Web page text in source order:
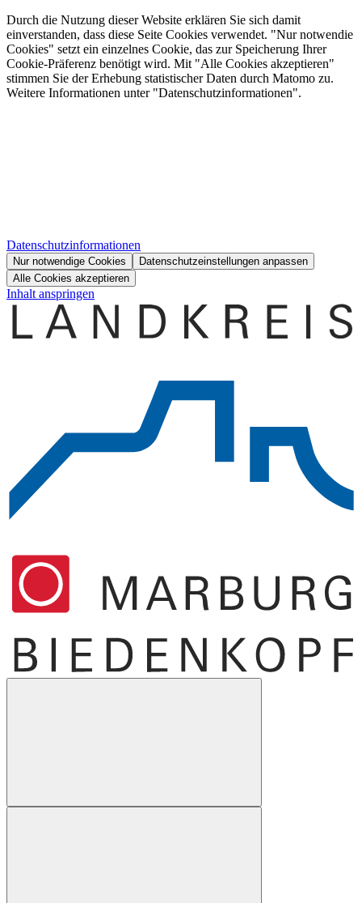
Durch die Nutzung dieser Website erklären Sie sich damit
einverstanden, dass diese Seite Cookies verwendet. "Nur notwendie
Cookies" setzt ein einzelnes Cookie, das zur Speicherung Ihrer
Cookie-Präferenz benötigt wird. Mit "Alle Cookies akzeptieren"
stimmen Sie der Erhebung statistischer Daten durch Matomo zu.
Weitere Informationen unter "Datenschutzinformationen".
Datenschutzinformationen
Nur notwendige Cookies
Datenschutzeinstellungen anpassen
Alle Cookies akzeptieren
Inhalt anspringen